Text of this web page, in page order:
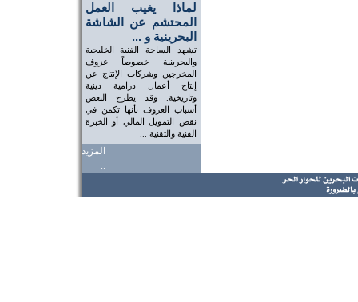
لماذا يغيب العمل
المحتشم عن الشاشة
البحرينية و ...
تشهد الساحة الفنية الخليجية
والبحرينية خصوصاً عزوف
المخرجين وشركات الإنتاج عن
إنتاج أعمال درامية دينية
وتاريخية. وقد يطرح البعض
أسباب العزوف بأنها تكمن في
نقص التمويل المالي أو الخبرة
الفنية والتقنية ...
المزيد
..